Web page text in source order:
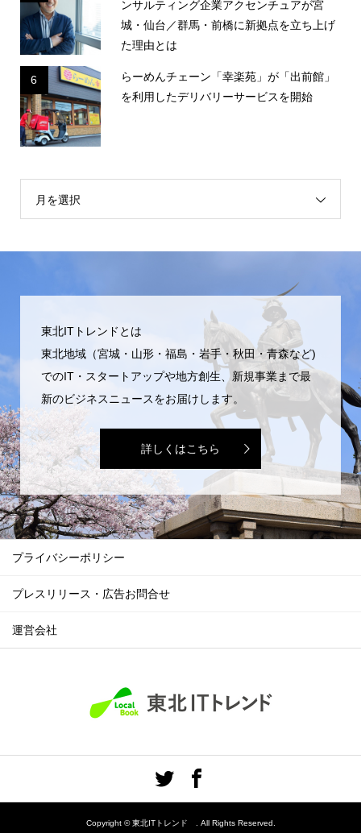
ンサルティング企業アクセンチュアが宮
城・仙台／群馬・前橋に新拠点を立ち上げ
た理由とは
6
らーめんチェーン「幸楽苑」が「出前館」
を利用したデリバリーサービスを開始
月を選択
東北ITトレンドとは
東北地域（宮城・山形・福島・岩手・秋田・青森など)
でのIT・スタートアップや地方創生、新規事業まで最
新のビジネスニュースをお届けします。
詳しくはこちら
プライバシーポリシー
プレスリリース・広告お問合せ
運営会社
Copyright ©東北ITトレンド . All Rights Reserved.